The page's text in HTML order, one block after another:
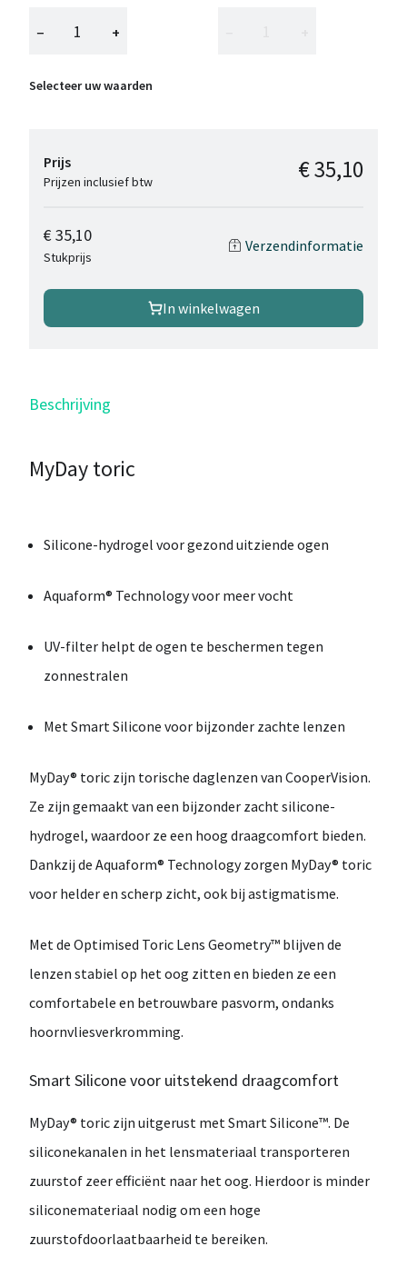
− +
Selecteer uw waarden
Prijs
Prijzen inclusief btw € 35,10
€ 35,10
Stukprijs
Verzendinformatie
In winkelwagen
Beschrijving
MyDay toric
Silicone-hydrogel voor gezond uitziende ogen
Aquaform® Technology voor meer vocht
UV-filter helpt de ogen te beschermen tegen
zonnestralen
Met Smart Silicone voor bijzonder zachte lenzen
MyDay® toric zijn torische daglenzen van CooperVision.
Ze zijn gemaakt van een bijzonder zachtsilicone-
hydrogel, waardoor ze een hoog draagcomfort bieden.
Dankzij de Aquaform® Technologyzorgen MyDay® toric
voor helder en scherp zicht, ook bij astigmatisme.
Met de Optimised Toric Lens Geometry™ blijven de
lenzen stabiel op het oog zitten en bieden ze een
comfortabele en betrouwbare pasvorm, ondanks
hoornvliesverkromming.
Smart Silicone voor uitstekend draagcomfort
MyDay® toric zijn uitgerust metSmart Silicone™. De
siliconekanalen in het lensmateriaal transporteren
zuurstof zeer efficiënt naar het oog. Hierdoor is minder
siliconemateriaal nodig om een hoge
zuurstofdoorlaatbaarheid te bereiken.